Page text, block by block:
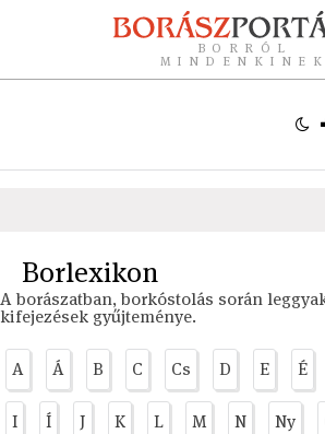
BORRÓL
MINDENKINEK
Borlexikon
A borászatban, borkóstolás során
kifejezések gyűjteménye.
A Á B C Cs D E É
I Í J K L M N Ny